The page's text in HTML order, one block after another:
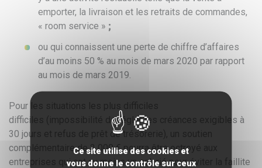
emporter, la livraison et les retraits de commandes,
« room service » ;
ou qui connaissent une perte de chiffre d’affaires
d’au moins 50 % au mois de mars 2020 par rapport
au mois de mars 2019.
Pour les situations les plus difficiles
difficiles (impossibilité de régler les créances exigibles à
30 jours et refus de prêt de trésorerie), un soutien
complémentaire de 2 000 € pourra être octroyé aux
entreprises qui ont au moins un salarié pour éviter la faillite
Ce site utilise des cookies et
vous donne le contrôle sur ceux